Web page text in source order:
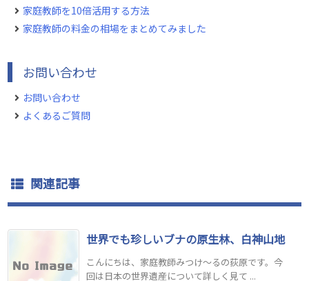
家庭教師を10倍活用する方法
家庭教師の料金の相場をまとめてみました
お問い合わせ
お問い合わせ
よくあるご質問
関連記事
世界でも珍しいブナの原生林、白神山地
こんにちは、家庭教師みつけ～るの荻原です。今
回は日本の世界遺産について詳しく見て ...